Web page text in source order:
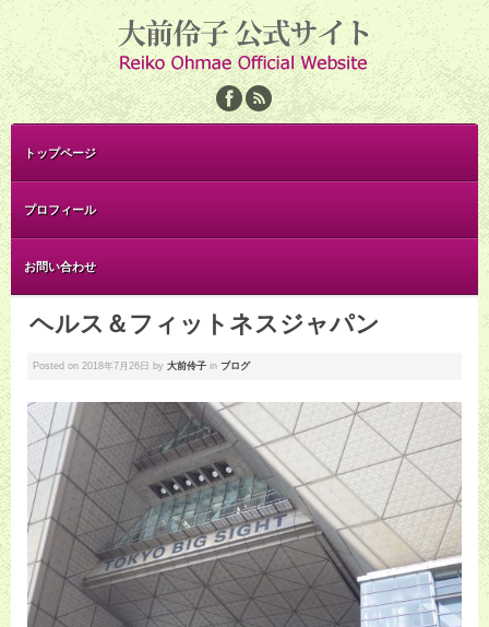
トップページ
プロフィール
お問い合わせ
ヘルス＆フィットネスジャパン
Posted on 2018年7月26日 by 大前伶子 in ブログ